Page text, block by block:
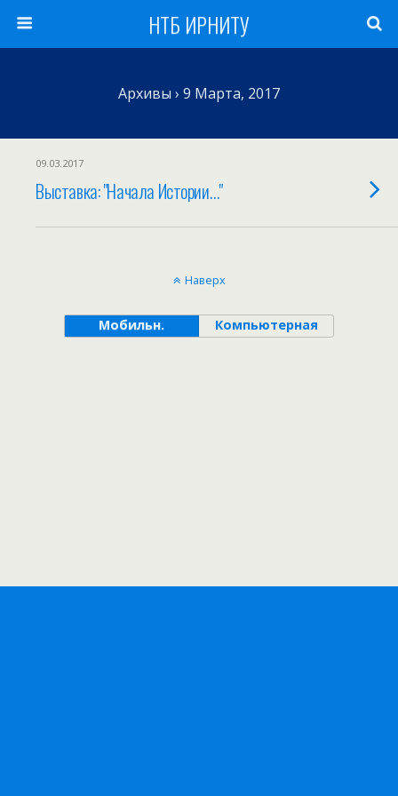
НТБ ИРНИТУ
Архивы › 9 Марта, 2017
09.03.2017
Выставка: "Начала Истории…"
Наверх
Мобильн. Компьютерная